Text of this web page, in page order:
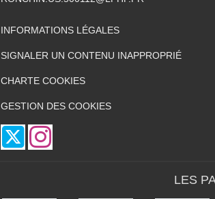
INFORMATIONS LÉGALES
SIGNALER UN CONTENU INAPPROPRIÉ
CHARTE COOKIES
GESTION DES COOKIES
LES